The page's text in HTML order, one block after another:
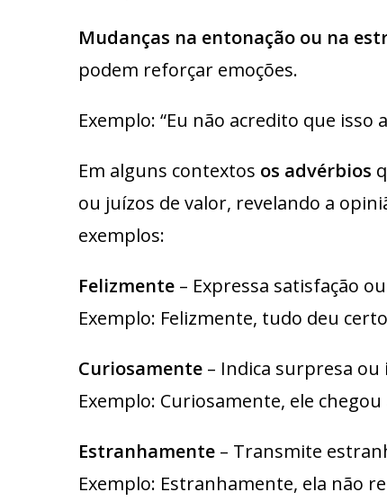
Mudanças na entonação ou na
podem reforçar emoções.
Exemplo: “Eu não acredito que isso
Em alguns contextos os advérbios
ou juízos de valor, revelando a
exemplos:
Felizmente – Expressa satisfação
Exemplo: Felizmente, tudo deu
Curiosamente – Indica surpresa ou
Exemplo: Curiosamente, ele
Estranhamente – Transmite
Exemplo: Estranhamente, ela não